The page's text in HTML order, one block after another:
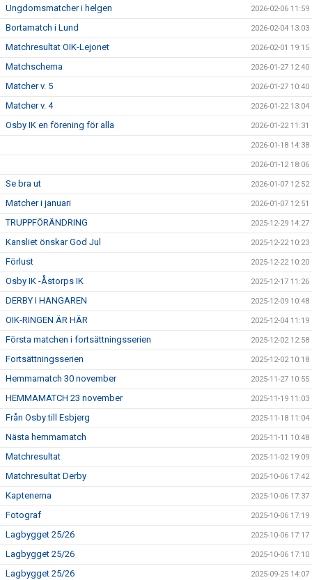
Ungdomsmatcher i helgen 2026-02-06 11:59
Bortamatch i Lund 2026-02-04 13:03
Matchresultat OIK-Lejonet 2026-02-01 19:15
Matchschema 2026-01-27 12:40
Matcher v. 5 2026-01-27 10:40
Matcher v. 4 2026-01-22 13:04
Osby IK en förening för alla 2026-01-22 11:31
2026-01-18 14:38
2026-01-12 18:06
Se bra ut 2026-01-07 12:52
Matcher i januari 2026-01-07 12:51
TRUPPFÖRÄNDRING 2025-12-29 14:27
Kansliet önskar God Jul 2025-12-22 10:23
Förlust 2025-12-22 10:20
Osby IK -Åstorps IK 2025-12-17 11:26
DERBY I HANGAREN 2025-12-09 10:48
OIK-RINGEN ÄR HÄR 2025-12-04 11:19
Första matchen i fortsättningsserien 2025-12-02 12:58
Fortsättningsserien 2025-12-02 10:18
Hemmamatch 30 november 2025-11-27 10:55
HEMMAMATCH 23 november 2025-11-19 11:03
Från Osby till Esbjerg 2025-11-18 11:04
Nästa hemmamatch 2025-11-11 10:48
Matchresultat 2025-11-02 19:09
Matchresultat Derby 2025-10-06 17:42
Kaptenerna 2025-10-06 17:37
Fotograf 2025-10-06 17:19
Lagbygget 25/26 2025-10-06 17:17
Lagbygget 25/26 2025-10-06 17:10
Lagbygget 25/26 2025-09-25 14:07